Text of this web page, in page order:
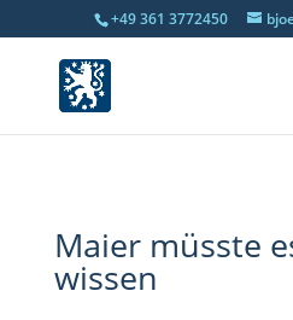
+49 361 3772450
Maier müsste
wissen